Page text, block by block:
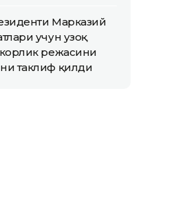
Марказий
учун узоқ
режасини
таклиф қилди